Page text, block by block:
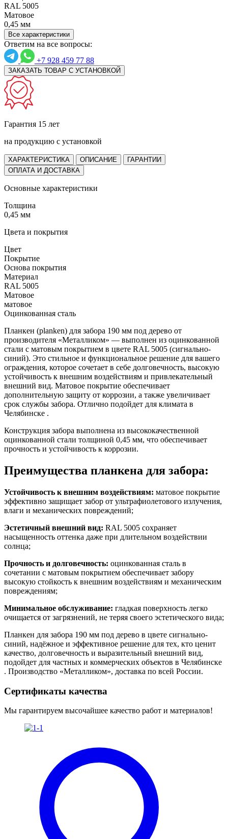
RAL 5005
Матовое
0,45 мм
Все характеристики
Ответим на все вопросы:
+7 928 459 77 88
ЗАКАЗАТЬ ТОВАР С УСТАНОВКОЙ
Гарантия 15 лет
на продукцию с установкой
ХАРАКТЕРИСТИКА ОПИСАНИЕ
ГАРАНТИИ
ОПЛАТА И ДОСТАВКА
Основные характеристики
Толщина
0,45 мм
Цвета и покрытия
Цвет
Покрытие
Основа покрытия
Материал
RAL 5005
Матовое
матовое
Оцинкованная сталь
Планкен (planken) для забора 190 мм под дерево от
производителя «Металликом» — выполнен из оцинкованной
стали с матовым покрытием в цвете RAL 5005 (сигнально-
синий). Это стильное и функциональное решение для вашего
ограждения, которое сочетает в себе долговечность, высокую
устойчивость к внешним воздействиям и привлекательный
внешний вид. Матовое покрытие обеспечивает
дополнительную защиту от коррозии, а также увеличивает
срок службы забора. Отлично подойдет для климата в
Челябинске .
Конструкция забора выполнена из высококачественной
оцинкованной стали толщиной 0,45 мм, что обеспечивает
прочность и устойчивость к коррозии.
Преимущества планкена для забора:
Устойчивость к внешним воздействиям: матовое покрытие
эффективно защищает забор от ультрафиолетового излучения,
влаги и механических повреждений;
Эстетичный внешний вид: RAL 5005 сохраняет
насыщенность оттенка даже при длительном воздействии
солнца;
Прочность и долговечность: оцинкованная сталь в
сочетании с матовым покрытием обеспечивает забору
высокую стойкость к внешним воздействиям и механическим
повреждениям;
Минимальное обслуживание: гладкая поверхность легко
очищается от загрязнений, не теряя своего эстетического вида;
Планкен для забора 190 мм под дерево в цвете сигнально-
синий, надёжное и эффективное решение для тех, кто ценит
качество, долговечность и выразительный внешний вид,
подойдет для частных и коммерческих объектов в Челябинске
. Производство «Металликом», доставка по всей России.
Сертификаты качества
Мы гарантируем высочайшее качество работ и материалов!